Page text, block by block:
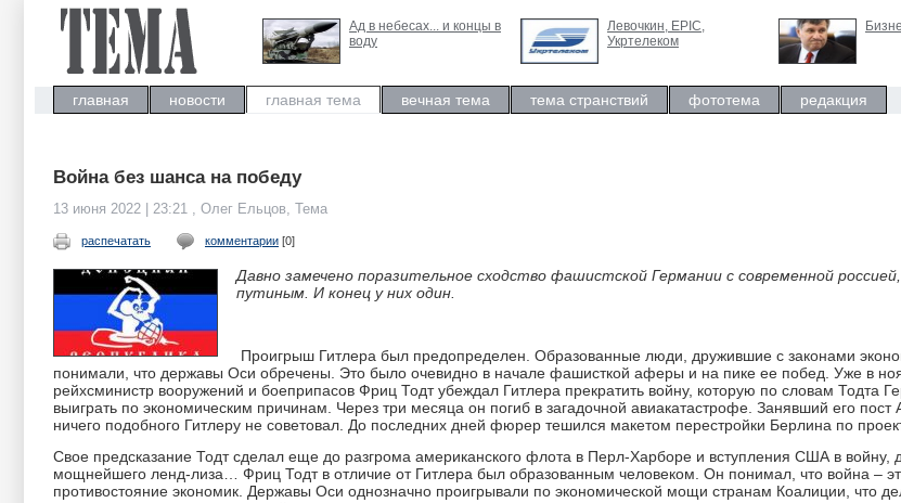
Ад в небесах... и концы в
воду
Левочкин, ЕРIC,
Укртелеком
главная новости главная тема вечная тема тема странствий фототема редакция
Война без шанса на победу
13 июня 2022 | 23:21 , Олег Ельцов, Тема
распечатать комментарии [0]
Давно замечено поразительное сходство фашистской Германии с современной
путиным. И конец у них один.
Проигрыш Гитлера был предопределен. Образованные люди, дружившие с законами
понимали, что державы Оси обречены. Это было очевидно в начале фашисткой аферы и на пике ее побед. Уже в
рейхсминистр вооружений и боеприпасов Фриц Тодт убеждал Гитлера прекратить войну, которую по словам Тодта
выиграть по экономическим причинам. Через три месяца он погиб в загадочной авиакатастрофе. Занявший его
ничего подобного Гитлеру не советовал. До последних дней фюрер тешился макетом перестройки Берлина по
Свое предсказание Тодт сделал еще до разгрома американского флота в Перл-Харборе и вступления США в войну,
мощнейшего ленд-лиза… Фриц Тодт в отличие от Гитлера был образованным человеком. Он понимал, что война –
противостояние экономик. Державы Оси однозначно проигрывали по экономической мощи странам Коалиции, что